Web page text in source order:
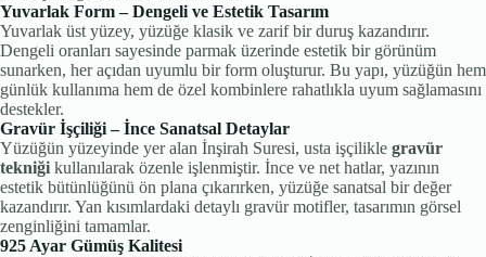
Yuvarlak Form – Dengeli ve Estetik Tasarım
Yuvarlak üst yüzey, yüzüğe klasik ve zarif bir duruş kazandırır.
Dengeli oranları sayesinde parmak üzerinde estetik bir görünüm
sunarken, her açıdan uyumlu bir form oluşturur. Bu yapı, yüzüğün hem
günlük kullanıma hem de özel kombinlere rahatlıkla uyum sağlamasını
destekler.
Gravür İşçiliği – İnce Sanatsal Detaylar
Yüzüğün yüzeyinde yer alan İnşirah Suresi, usta işçilikle gravür
tekniği kullanılarak özenle işlenmiştir. İnce ve net hatlar, yazının
estetik bütünlüğünü ön plana çıkarırken, yüzüğe sanatsal bir değer
kazandırır. Yan kısımlardaki detaylı gravür motifler, tasarımın görsel
zenginliğini tamamlar.
925 Ayar Gümüş Kalitesi